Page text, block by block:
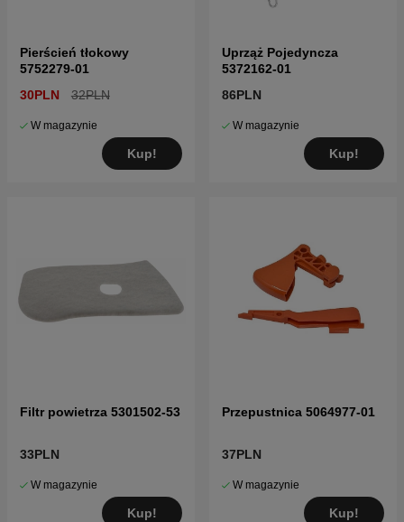
Pierścień tłokowy
5752279-01
30PLN
32PLN
W magazynie
Kup!
Uprząż Pojedyncza
5372162-01
86PLN
W magazynie
Kup!
Filtr powietrza 5301502-53
33PLN
W magazynie
Kup!
Przepustnica 5064977-01
37PLN
W magazynie
Kup!